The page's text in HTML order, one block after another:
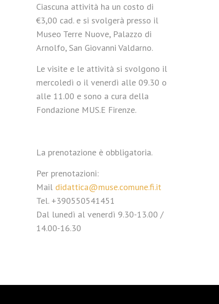
Ciascuna attività ha un costo di
€3,00 cad. e si svolgerà presso il
Museo Terre Nuove, Palazzo di
Arnolfo, San Giovanni Valdarno.
Le visite e le attività si svolgono il
mercoledì o il venerdì alle 09.30 o
alle 11.00 e sono a cura della
Fondazione MUS.E Firenze.
La prenotazione è obbligatoria.
Per prenotazioni:
Mail didattica@muse.comune.fi.it
Tel. +390550541451
Dal lunedì al venerdì 9.30-13.00 /
14.00-16.30